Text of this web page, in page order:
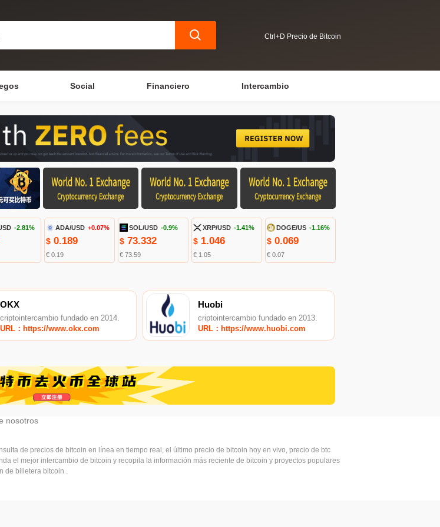
Ctrl+D Precio de Bitcoin
Social Financiero Intercambio
-2.81% ADA/USD +0.07%
$0.189
€ 0.19
SOL/USD -0.9%
$ 73.332
€ 73.59
XRP/USD -1.41%
$ 1.046
€ 1.05
DOGE/US -1.16%
$ 0.069
€ 0.07
OKX
criptointercambio fundado en 2014.
URL：https://www.okx.com
Huobi
criptointercambio fundado en 2013.
URL：https://www.huobi.com
nosotros
de precios de bitcoin en línea en tiempo real, el último precio de bitcoin hoy en vivo, precio de btc
el mejor intercambio de bitcoin y recopila la información más reciente de bitcoin y proyectos populares
de billetera bitcoin .